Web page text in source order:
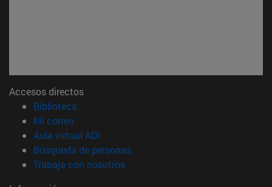
Accesos directos
Biblioteca
Mi correo(abre en nueva ventana)
Aula virtual ADI
Búsqueda de personas(abre en nueva ventana)
Trabaja con nosotros(abre en nueva ventana)